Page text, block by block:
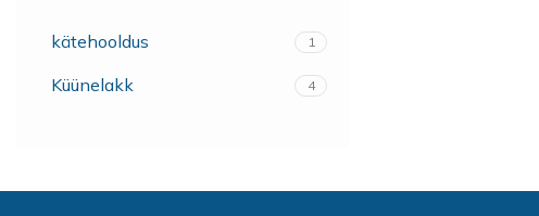
kätehooldus 1
Küünelakk 4